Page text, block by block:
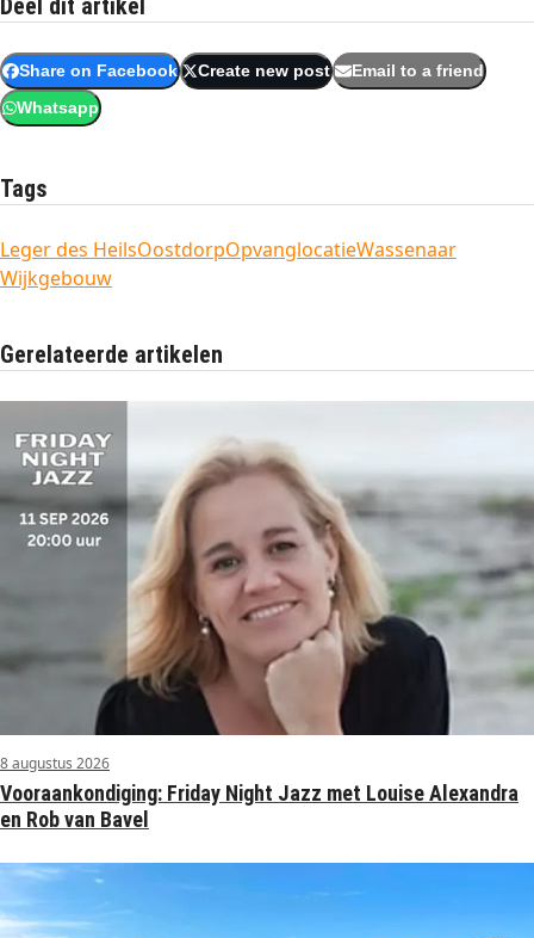
Deel dit artikel
Share on Facebook Create new post Email to a friend
Whatsapp
Tags
Leger des HeilsOostdorpOpvanglocatieWassenaar
Wijkgebouw
Gerelateerde artikelen
8 augustus 2026
Vooraankondiging: Friday Night Jazz met Louise Alexandra
en Rob van Bavel